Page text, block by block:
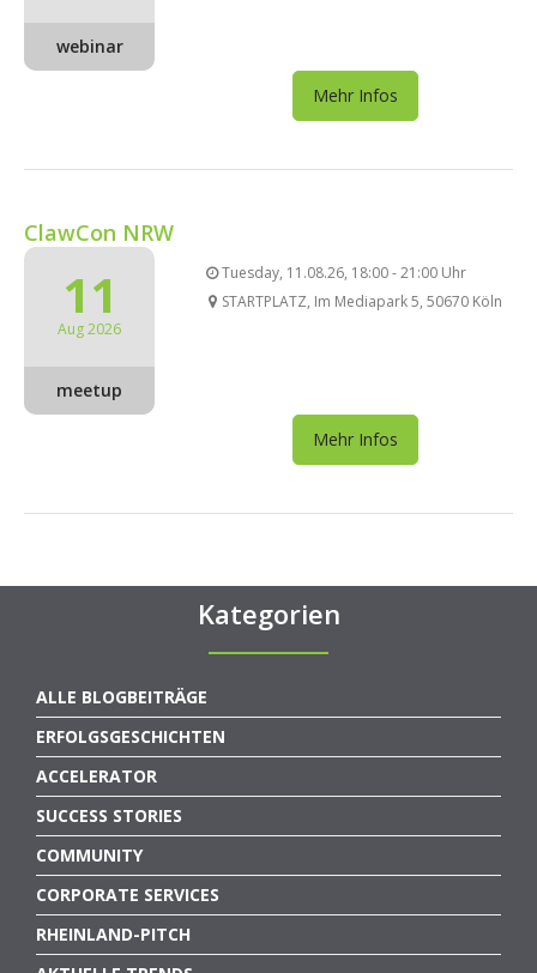
webinar
Mehr Infos
ClawCon NRW
11
Aug 2026
meetup
Tuesday, 11.08.26, 18:00 - 21:00 Uhr
STARTPLATZ, Im Mediapark 5, 50670 Köln
Mehr Infos
Kategorien
ALLE BLOGBEITRÄGE
ERFOLGSGESCHICHTEN
ACCELERATOR
SUCCESS STORIES
COMMUNITY
CORPORATE SERVICES
RHEINLAND-PITCH